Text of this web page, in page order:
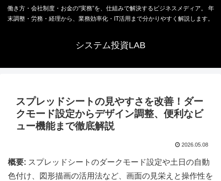
働き方・会社制度・お金の“実務”を、仕組みで解決するビジネスメディア。 年
末調整・労務・経理から、業務効率化・IT活用まで分かりやすく解説します。
システム投資LAB
スプレッドシートの見やすさを改善！ダー
クモード設定からデザイン調整、便利なビ
ュー機能まで徹底解説
2026.05.08
概要: スプレッドシートのダークモード設定や土日の自動
色付け、図形描画の活用法など、画面の見栄えと操作性を